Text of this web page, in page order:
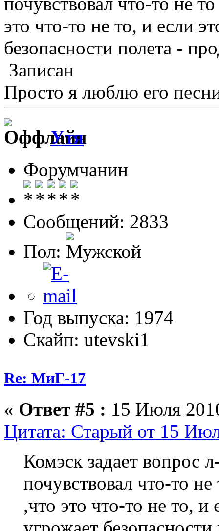
это что-то не то, и если
безопасности полета -
Записан
Просто я люблю его
Утя
Форумчанин
Сообщений: 2833
Пол:
Год выпуска: 1974
Скайп: utevski1
Re: МиГ-17
« Ответ #5 : 15 Июля
Цитата: Старый от 15
Комэск задает
почувствовал что-то
,что это что-то не то,